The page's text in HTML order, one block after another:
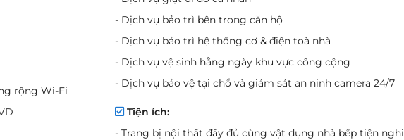
rộng Wi-Fi
- Dịch vụ bảo trì bên trong căn hộ
- Dịch vụ bảo trì hệ thống cơ & điện toà nhà
- Dịch vụ vệ sinh hằng ngày khu vực công cộng
- Dịch vụ bảo vệ tại chổ và giám sát an ninh camera 24/7
Tiện ích:
- Trang bị nội thất đầy đủ cùng vật dụng nhà bếp tiện nghi